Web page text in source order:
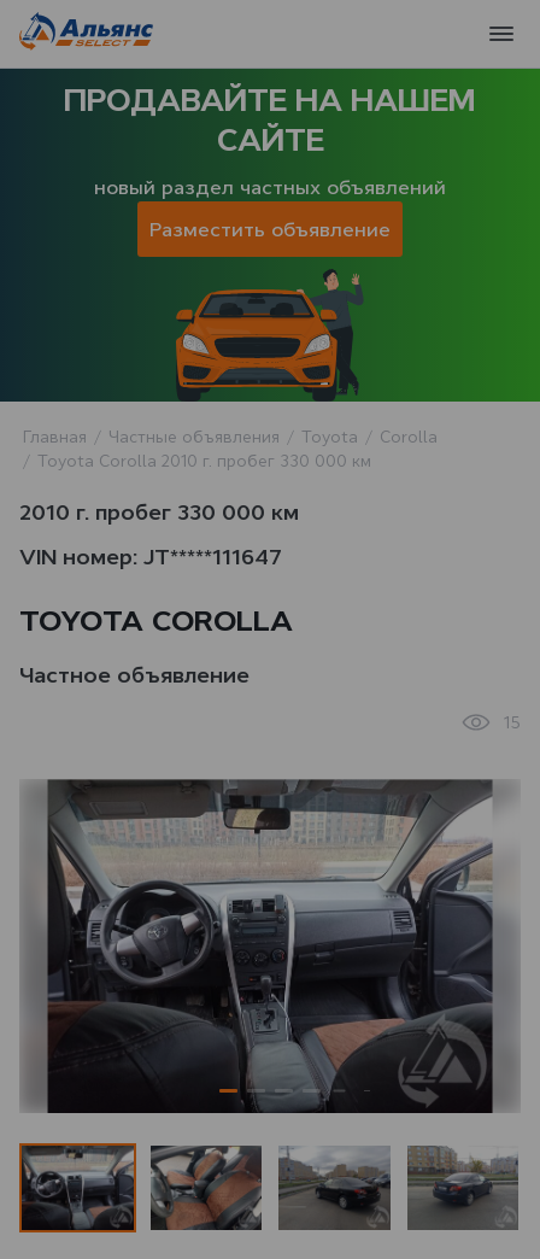
ПРОДАВАЙТЕ НА НАШЕМ
САЙТЕ
новый раздел частных объявлений
Разместить объявление
Главная Частные объявления Toyota
Corolla
Toyota Corolla 2010 г. пробег 330 000 км
15
Частное объявление
TOYOTA COROLLA
2010 г. пробег 330 000 км
VIN номер: JT*****111647